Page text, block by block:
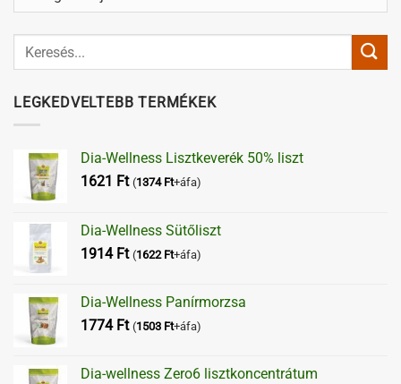
LEGKEDVELTEBB TERMÉKEK
Dia-Wellness Lisztkeverék 50% liszt
1621 Ft (1374 Ft+áfa)
Dia-Wellness Sütőliszt
1914 Ft (1622 Ft+áfa)
Dia-Wellness Panírmorzsa
1774 Ft (1503 Ft+áfa)
Dia-wellness Zero6 lisztkoncentrátum